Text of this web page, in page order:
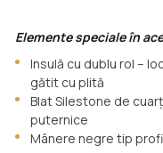
Elemente speciale în
Insulă cu dublu rol –
gătit cu plită
Blat Silestone de
puternice
Mânere negre tip